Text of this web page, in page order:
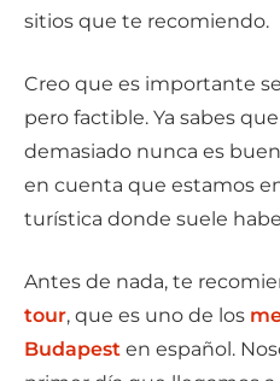
sitios que te recomiendo.
Creo que es importante
pero factible. Ya sabes
demasiado nunca es
en cuenta que estamos
turística donde suele
Antes de nada, te
tour, que es uno de los
Budapest en español.